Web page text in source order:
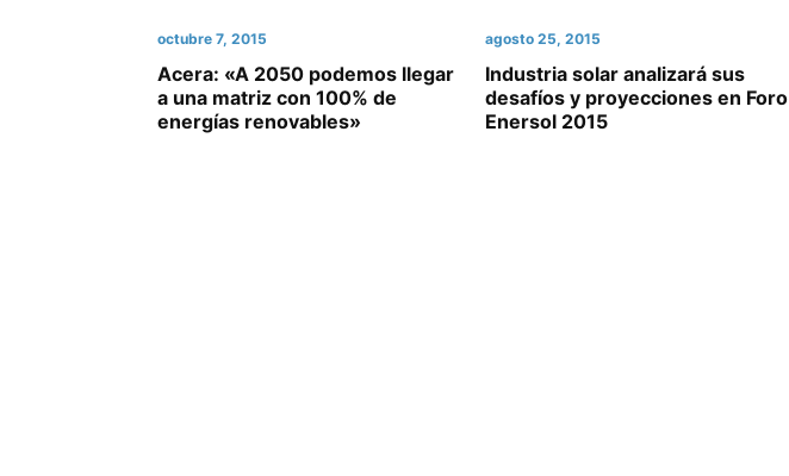
octubre 7, 2015
Acera: «A 2050 podemos llegar
a una matriz con 100% de
energías renovables»
agosto 25, 2015
Industria solar analizará sus
desafíos y proyecciones en Foro
Enersol 2015